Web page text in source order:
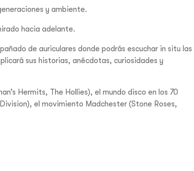
y ambiente.
hacia adelante.
de auriculares donde podrás escuchar in situ las
sus historias, anécdotas, curiosidades y
Hermits, The Hollies), el mundo disco en los 70
el movimiento Madchester (Stone Roses,